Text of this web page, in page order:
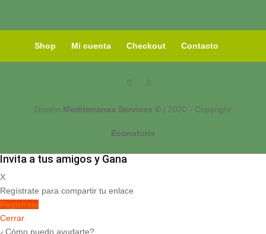
Shop Mi cuenta Checkout Contacto
Diseño Mediterranea Services © | 2020 - Copyright
Econaturis
Invita a tus amigos y Gana
X
Regístrate para compartir tu enlace
Registrate
Cerrar
¿Cómo puedo ayudarte?